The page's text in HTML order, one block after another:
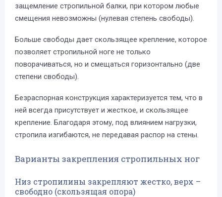
защемление стропильной балки, при котором любые
смещения невозможны (нулевая степень свободы).
Больше свободы дает скользящее крепление, которое
позволяет стропильной ноге не только
поворачиваться, но и смещаться горизонтально (две
степени свободы).
Безраспорная конструкция характеризуется тем, что в
ней всегда присутствует и жесткое, и скользящее
крепление. Благодаря этому, под влиянием нагрузки,
стропила изгибаются, не передавая распор на стены.
Варианты закрепления стропильных ног
Низ стропилины закрепляют жестко, верх –
свободно (скользящая опора)